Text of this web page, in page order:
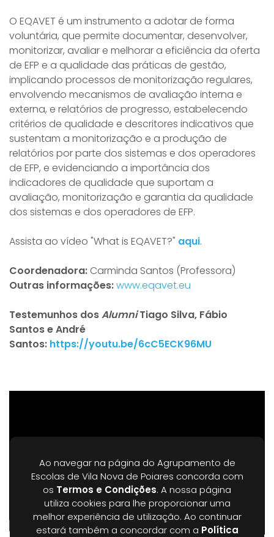
O EQAVET é um instrumento a adotar de forma
voluntária, que permite documentar, desenvolver,
monitorizar, avaliar e melhorar a eficiência da oferta
de EFP e a qualidade das práticas de gestão,
implicando processos de monitorização regulares,
envolvendo mecanismos de avaliação interna e
externa, e relatórios de progresso, estabelecendo
critérios de qualidade e descritores indicativos que
sustentam a monitorização e a produção de
relatórios por parte dos sistemas e dos operadores
de EFP, e evidenciando a importância dos
indicadores de qualidade que suportam a
avaliação, monitorização e garantia da qualidade
dos sistemas e dos operadores de EFP.
Assista ao vídeo "What is EQAVET?" aqui.
Coordenadora: Carminda Santos (Professora)
Outras informações:www.eqavet.eu
Testemunhos dosAlumniTiago Silva, Fábio
Santos e André
Santos: https://youtu.be/6cC5ECK96MU
Ao navegar na página do Agrupamento de
Escolas de Vila Nova de Poiares concorda com
os Termos e Condições. A nossa página
utiliza cookies para lhe proporcionar uma
melhor experiência de utilização. Ao continuar
estará também a concordar com a Política